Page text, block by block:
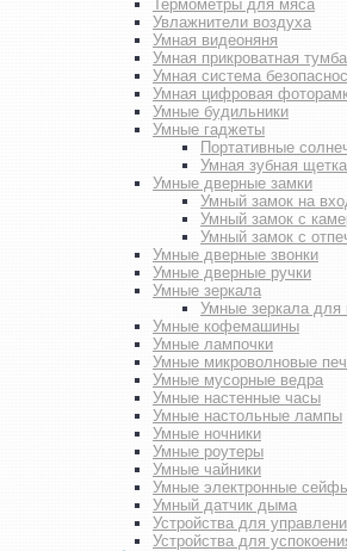
Термометры для мяса
Увлажнители воздуха
Умная видеоняня
Умная прикроватная тумба
Умная система
Умная цифровая
Умные будильники
Умные гаджеты
Портативные
Умная зубная щетка
Умные дверные замки
Умный замок на
Умный замок с
Умный замок с
Умные дверные звонки
Умные дверные ручки
Умные зеркала
Умные зеркала для
Умные кофемашины
Умные лампочки
Умные микроволновые
Умные мусорные ведра
Умные настенные часы
Умные настольные лампы
Умные ночники
Умные роутеры
Умные чайники
Умные электронные
Умный датчик дыма
Устройства для
Устройства для